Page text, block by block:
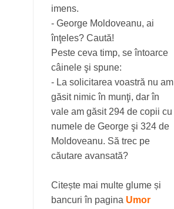
imens.
- George Moldoveanu, ai
înţeles? Caută!
Peste ceva timp, se întoarce
câinele şi spune:
- La solicitarea voastră nu am
găsit nimic în munţi, dar în
vale am găsit 294 de copii cu
numele de George şi 324 de
Moldoveanu. Să trec pe
căutare avansată?
Citește mai multe glume și
bancuri în pagina Umor